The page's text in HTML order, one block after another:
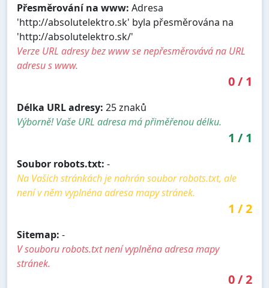
Přesměrování na www: Adresa
'http://absolutelektro.sk' byla přesměrována na
'http://absolutelektro.sk/'
Verze URL adresy bez www se nepřesměrovává na URL
adresu s www.
0/ 1
Délka URL adresy: 25 znaků
Výborně! Vaše URL adresa má přiměřenou délku.
1 / 1
Soubor robots.txt: -
Na Vašich stránkách je nahrán soubor robots.txt, ale
není v něm vyplnéna adresa mapy stránek.
1 /2
Sitemap: -
V souboru robots.txt není vyplněna adresa mapy
stránek.
0/2